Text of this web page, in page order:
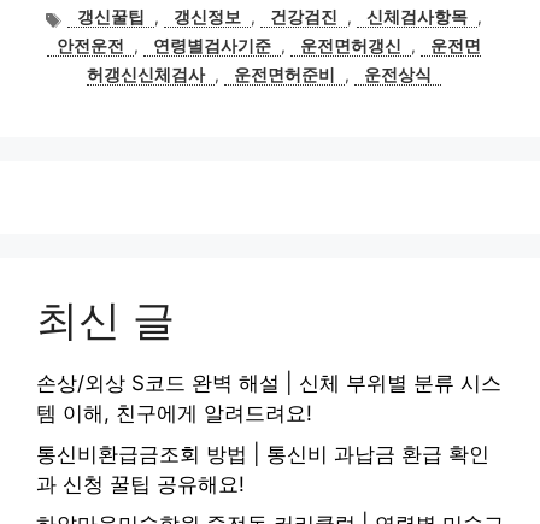
고
리
태
그
갱신꿀팁 , 갱신정보 , 건강검진 , 신체검사항목 ,
안전운전
, 연령별검사기준 , 운전면허갱신 ,
운전면
허갱신신체검사 , 운전면허준비 , 운전상식
최신 글
손상/외상 S코드 완벽 해설 | 신체 부위별 분류 시스
템 이해, 친구에게 알려드려요!
통신비환급금조회 방법 | 통신비 과납금 환급 확인
과 신청 꿀팁 공유해요!